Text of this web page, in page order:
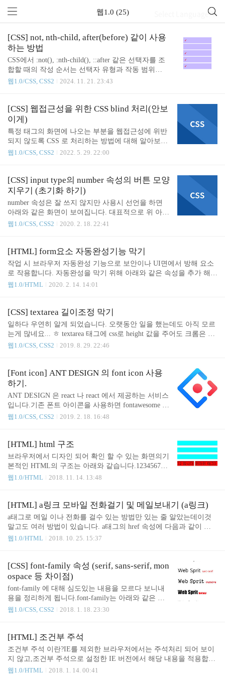
웹1.0 (25)
[CSS] not, nth-child, after(before) 같이 사용
하는 방법
CSS에서 :not(), :nth-child(), ::after 같은 선택자를 조
합할 때의 작성 순서는 선택자 유형과 작동 범위
에 따라 정해집니다. 올바른 순서를 따르면 원하
고 나머지 li에 가상선택자를 사용하여 '체크마크'를
넣으려면??.li:not(:nth-child(2))::after { content: "✔"; d
isplay: block; color:red;}이렇게하면 위와같은 화면을
확인할 수 있습니다.하지만 잘못된 점이 있습니다.C
SS4 명세에서 :not()은 **단순 선택자(simple selector)
**만 받을 수 있도록 제한되어 있습니다. 단순 선택
웹1.0/CSS, CSS2 2024. 11. 21. 23:43
[CSS] 웹접근성을 위한 CSS blind 처리(안보
이게)
특정 태그의 화면에 나오는 부분을 웹접근성에 위반
되지 않도록 CSS 로 처리하는 방법에 대해 알아보려
합니다. 대부분 caption, label, legend 등을 안보이게
bsolute; top:-9999999px; left:-9999999px; width:1px; he
ight:1px; margin:0; padding:0; background:none; font-si
ze:0; line-height:0; text-indent:-9999999px; }
웹1.0/CSS, CSS2 2022. 5. 29. 22:00
[CSS] input type의 number 속성의 버튼 모양
지우기 (초기화 하기)
number 속성은 잘 쓰지 않지만 사용시 선언을 하면
아래와 같은 화면이 보여집니다. 대표적으로 위 아래
의 버튼을 없애고 싶다........면 css 에 아래와 같이 선
button { -webkit-appearance: none; -moz-appearance: no
ne; appearance: none; } /* 파이어폭스에서의 초기화
방법 */ input[type=number] { -moz-appearance: textfiel
-%..
웹1.0/CSS, CSS2 2020. 2. 18. 22:41
[HTML] form요소 자동완성기능 막기
작업 시 브라우저 자동완성 기능으로 보안이나 UI면에서 방해 요소
로 작용합니다. 자동완성을 막기 위해 아래와 같은 속성을 추가 해야
합니다. 속성값으로는 on 과 off이 있습니다. on은 default 값으로 기
됩니다. 개별마다 autocomplete 값을 off으로 주면 너무 번거로울 수
있습니다. form 요소 전체에 autocomplete 값을 off으로 주고 싶다면
아래와 같이 적용해 주면 됩니다. ............. * 부연설명 name : Form
태그를 통해 다른 페이지로 값을 전송할 경우 name 속성을 이용합니
다.
웹1.0/HTML 2020. 2. 14. 14:01
[CSS] textarea 길이조정 막기
일하다 우연히 알게 되었습니다. 오랫동안 일을 했는데도 아직 모르
는게 많네요... ㅎ textarea 태그에 css로 height 값을 주어도 크롬은 오
른쪽 하단을 마우스로 잡고 아래로 드래그하면 길이가 늘어나는데
} 위와 같이 적용하면 크롬에서 조정하는 부분이 사라지고 마우스로
제어할 수 없게 됩니다. 감사합니다. ^^
웹1.0/CSS, CSS2 2019. 8. 29. 22:46
[Font icon] ANT DESIGN 의 font icon 사용
하기.
ANT DESIGN 은 react 나 react 에서 제공하는 서비스
입니다.기존 폰트 아이콘을 사용하면 fontawesome 을
많이 이용하곤 했는데이번 프로젝트에서 폰트아이콘
폰트아이콘 사용관련 내용은 없네요.그래서 fontawes
ome 처럼 사용하는 방법을 알려드리도록 하겠습니
다. 구글에 "ant design webfont" 라고 검색합니다.Dow
옵니다.Web Font 라고 써져있는 박스를 클릭하세요
일 올립니다. 다운받은 압축 파일을 풀어서 안으로
들어가면 파일 목록이 나옵..
웹1.0/CSS, CSS2 2019. 2. 18. 16:48
[HTML] html 구조
브라우저에서 디자인 되어 확인 할 수 있는 화면의기
본적인 HTML의 구조는 아래와 같습니다.123456789
101112 Document // body태그 안에서 화면에 그려지
태그 ## 태그 종류태그의 종류는 블록(block)태그, 인
라인(inline)태그로 나뉩니다.예)block 태그 - div, p, u
l, li, 등...inline 태그 - span, strong, em, 등.... ## 블록
을 다 차지한다.인라인태그 - 감싸고 있는 안의 영역
7181920212..
웹1.0/HTML 2018. 11. 14. 13:48
[HTML] a링크 모바일 전화걸기 및 메일보내기 (a링크)
a태그로 메일 이나 전화를 걸수 있는 방법만 있는 줄 알았는데이것
말고도 여러 방법이 있습니다. a태그의 href 속성에 다음과 같이 작
성하면 됩니다.1234567891011 cs a태그를 제외한 일반태그 적용은
웹1.0/HTML 2018. 10. 25. 15:37
[CSS] font-family 속성 (serif, sans-serif, mon
ospace 등 차이점)
font-family 에 대해 심도있는 내용을 모르다 보니내
용을 정리하게 됩니다.font-family는 아래와 같은 속
성값을 가지게 됩니다.1font-family:font-name / generi
수 있습니다.font-name과 generic-name 이 정확히 어
떠한 의미인지 알아보죠. font-name(글꼴 이름) : Aria
l, Verdana, 궁서, 굴림, 돋움, 나눔고딕 등...generic-na
me(모양이 비슷한 글꼴들 - 기본폰트) : serif(바탕체),
웹1.0/CSS, CSS2 2018. 1. 18. 23:30
[HTML] 조건부 주석
조건부 주석 이란?IE를 제외한 브라우저에서는 주석처리 되어 보이
지 않고,조건부 주석으로 설정한 IE 버전에서 해당 내용을 적용합니
다. 1234567891011 Colored by Color Scriptercs위 내용은 제가 기존에
웹1.0/HTML 2018. 1. 14. 00:41
Select Language▼